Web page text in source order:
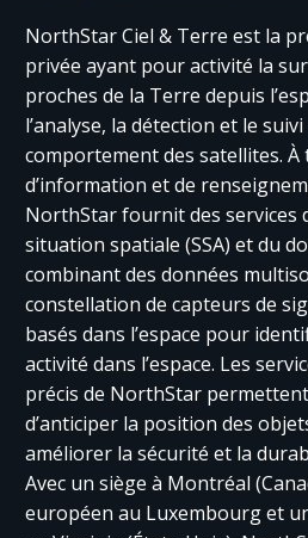
NorthStar Ciel & Terre est la
privée ayant pour activité la
proches de la Terre depuis
l’analyse, la détection et le
comportement des satellites.
d’information et de
NorthStar fournit des services
situation spatiale (SSA) et du
combinant des données
constellation de capteurs de
basés dans l’espace pour
activité dans l’espace. Les
précis de NorthStar
d’anticiper la position des
améliorer la sécurité et la
Avec un siège à Montréal
européen au Luxembourg et